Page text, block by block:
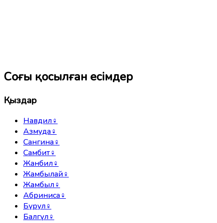
Соңғы қосылған есімдер
Қыздар
Навдил♀
Азмуда♀
Сангина♀
Самбит♀
Жанбил♀
Жамбылай♀
Жамбыл♀
Абриниса♀
Бурул♀
Балгүл♀